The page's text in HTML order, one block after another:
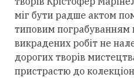
міг бути радше актом
типовим пограбуванням
викрадених робіт не
дорогих творів
пристрастю до